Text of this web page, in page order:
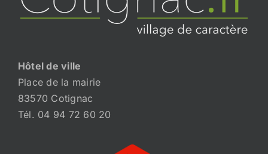
Hôtel de ville
Place de la mairie
83570 Cotignac
Tél. 04 94 72 60 20